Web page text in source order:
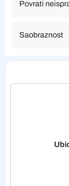
Povrati
Saobraznost